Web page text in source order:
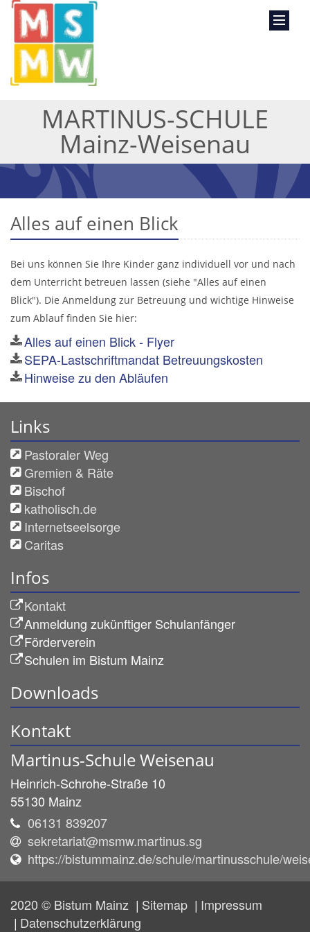
MARTINUS-SCHULE
Mainz-Weisenau
Alles auf einen Blick
Bei uns können Sie Ihre Kinder ganz individuell vor und nach
dem Unterricht betreuen lassen (siehe "Alles auf einen
Blick"). Die Anmeldung zur Betreuung und wichtige Hinweise
zum Ablauf finden Sie hier:
Alles auf einen Blick - Flyer
SEPA-Lastschriftmandat Betreuungskosten
Hinweise zu den Abläufen
Links
Pastoraler Weg
Gremien & Räte
Bischof
katholisch.de
Internetseelsorge
Caritas
Infos
Kontakt
Anmeldung zukünftiger Schulanfänger
Förderverein
Schulen im Bistum Mainz
Downloads
Kontakt
Martinus-Schule Weisenau
Heinrich-Schrohe-Straße 10
55130 Mainz
06131 839207
sekretariat@msmw.martinus.sg
https://bistummainz.de/schule/martinusschule/
2020 © Bistum Mainz Sitemap
Impressum
Datenschutzerklärung